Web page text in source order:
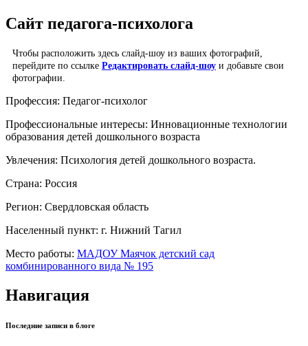
Сайт педагога-психолога
Чтобы расположить здесь слайд-шоу из ваших фотографий,
перейдите по ссылке Редактировать слайд-шоу и добавьте свои
фотографии.
Профессия: Педагог-психолог
Профессиональные интересы: Инновационные технологии
образования детей дошкольного возраста
Увлечения: Психология детей дошкольного возраста.
Страна: Россия
Регион: Свердловская область
Населенный пункт: г. Нижний Тагил
Место работы: МАДОУ Маячок детский сад
комбинированного вида № 195
Навигация
Последние записи в блоге